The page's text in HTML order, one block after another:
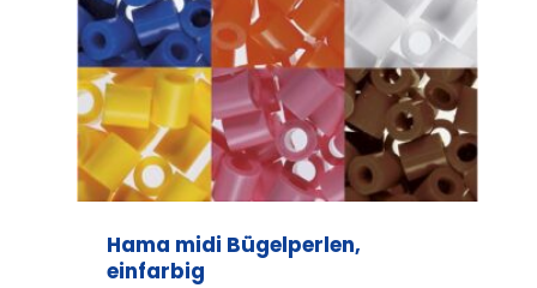
Hama midi Bügelperlen,
einfarbig